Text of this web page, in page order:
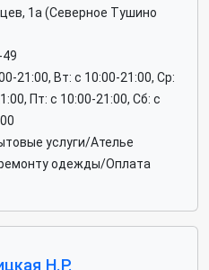
1а (Северное Тушино
21:00, Вт: c 10:00-21:00, Ср:
Пт: c 10:00-21:00, Сб: c
услуги/Ателье
одежды/Оплата
Н.Р.